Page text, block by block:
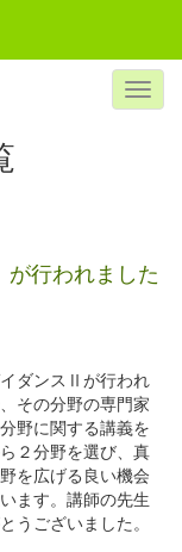
行われました
ダンスⅡが行われ
その分野の専門家
野に関する講義を
２分野を選び、真
を広げる良い機会
ます。講師の先生
うございました。